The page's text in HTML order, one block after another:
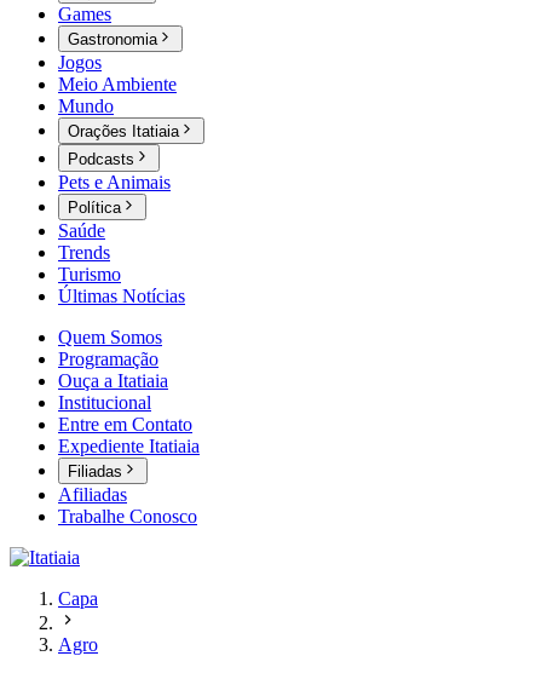
Games
Gastronomia
Jogos
Meio Ambiente
Mundo
Orações Itatiaia
Podcasts
Pets e Animais
Política
Saúde
Trends
Turismo
Últimas Notícias
Quem Somos
Programação
Ouça a Itatiaia
Institucional
Entre em Contato
Expediente Itatiaia
Filiadas
Afiliadas
Trabalhe Conosco
Capa
Agro